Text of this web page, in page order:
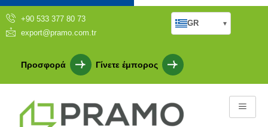
+90 533 377 80 73
export@pramo.com.tr
Προσφορά Γίνετε έμπορος
GR ▾